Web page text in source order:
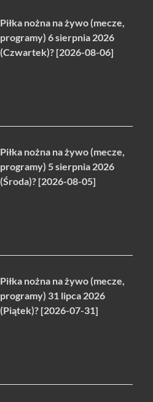
Piłka nożna na żywo (mecze,
programy) 6 sierpnia 2026
(Czwartek)? [2026-08-06]
Piłka nożna na żywo (mecze,
programy) 5 sierpnia 2026
(Środa)? [2026-08-05]
Piłka nożna na żywo (mecze,
programy) 31 lipca 2026
(Piątek)? [2026-07-31]